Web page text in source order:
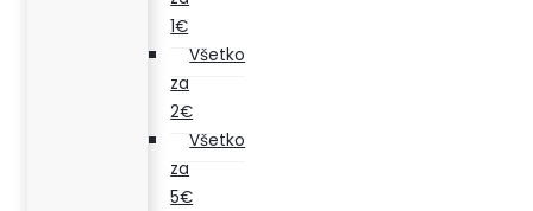
1€
Všetko
za
2€
Všetko
za
5€